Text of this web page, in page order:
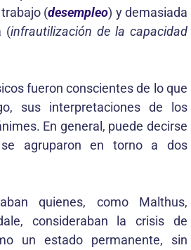
(desempleo) y demasiada
(infrautilización de la capacidad
fueron conscientes de lo que
sus interpretaciones de los
En general, puede decirse
agruparon en torno a dos
quienes, como Malthus,
consideraban la crisis de
un estado permanente, sin